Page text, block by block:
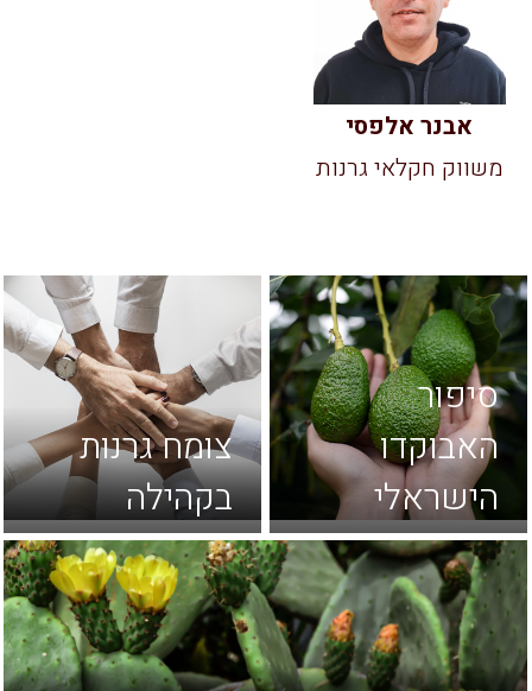
אבנר אלפסי
משווק חקלאי גרנות
סיפור
האבוקדו
הישראלי
צומח גרנות
בקהילה